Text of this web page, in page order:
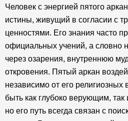
Человек с энергией пятого
истины, живущий в согласии с
ценностями. Его знания часто
официальных учений, а словно
через озарения, внутреннюю
откровения. Пятый аркан
независимо от его религиозных
быть как глубоко верующим,
но его путь всегда связан с